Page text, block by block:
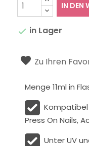
IN DEN
 in Lager
Zu Ihren
Menge 11ml in
Kompatibel
Press On Nails,
Unter UV